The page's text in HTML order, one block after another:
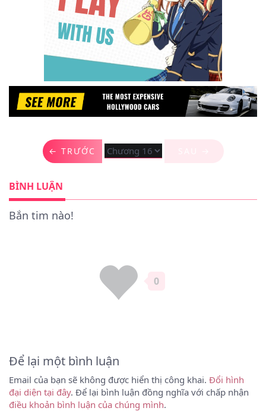
← TRƯỚC
BÌNH LUẬN
Bắn tim nào!
0
Để lại một bình luận
Email của bạn sẽ không được hiển thị công khai. Đổi hình
đại diện tại đây. Để lại bình luận đồng nghĩa với chấp nhận
điều khoản bình luận của chúng mình.